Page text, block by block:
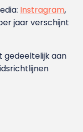
Instragram,
jaar verschijnt
gedeeltelijk aan